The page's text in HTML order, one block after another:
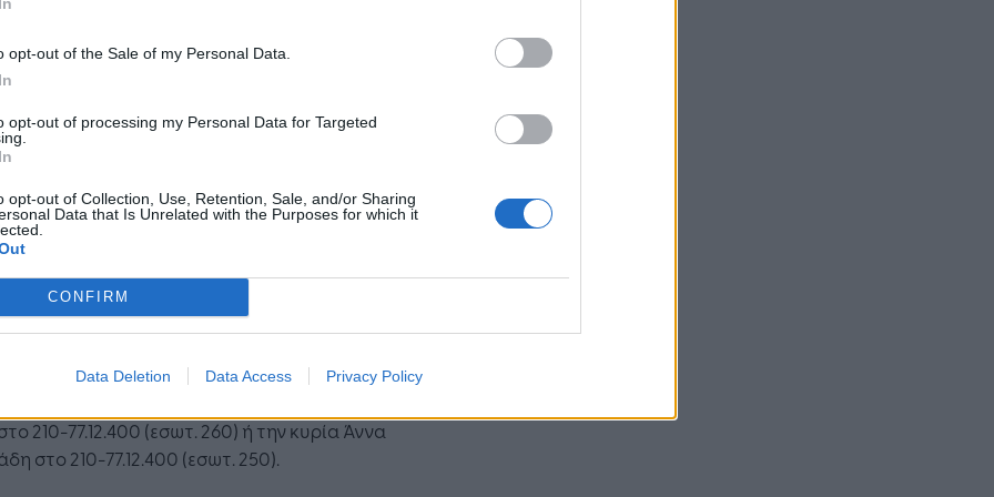
opt-out of the Sale of my Personal Data.
opt-out of processing my Personal Data for Targeted
opt-out of Collection, Use, Retention, Sale, and/or Sharing
Data that Is Unrelated with the Purposes for which it
CONFIRM
Data Deletion Data Access Privacy Policy
Απονομής τιμούν κάθε χρόνο με την
ενώ στο πλαίσιο της πραγματοποιούνται
κορυφαίες βραβεύσεις για τον Retailer της
πως συμμετοχές στον θεσμό
μέχρι την
συμμετοχής και περαιτέρω
με την Direction Εκδοτικός
210-77.12.400 (εσωτ. 260) ή την κυρία Άννα
στο 210-77.12.400 (εσωτ. 250).